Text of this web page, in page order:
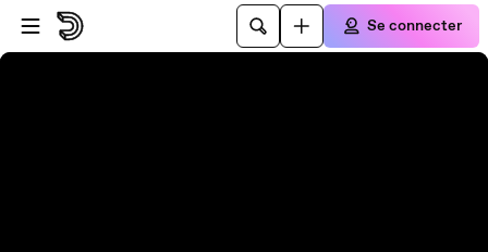
Passer au player
Passer au contenu principal
Se connecter